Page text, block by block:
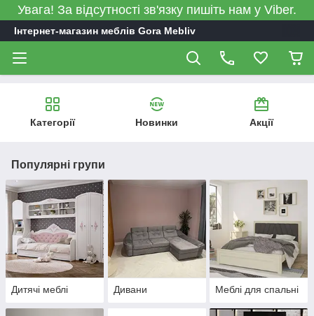
Увага! За відсутності зв'язку пишіть нам у Viber.
Інтернет-магазин меблів Gora Mebliv
Категорії Новинки Акції
Популярні групи
Дитячі меблі Дивани Меблі для спальні